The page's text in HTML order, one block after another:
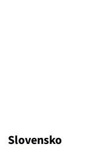
Slovensko